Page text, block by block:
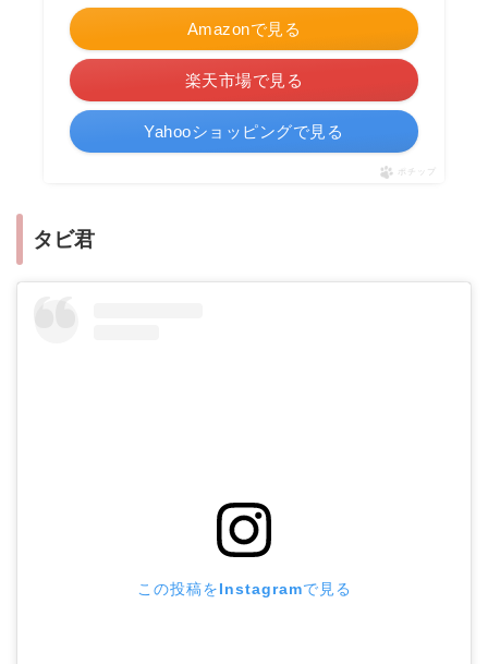
Amazonで見る
楽天市場で見る
Yahooショッピングで見る
ポチップ
タビ君
この投稿をInstagramで見る